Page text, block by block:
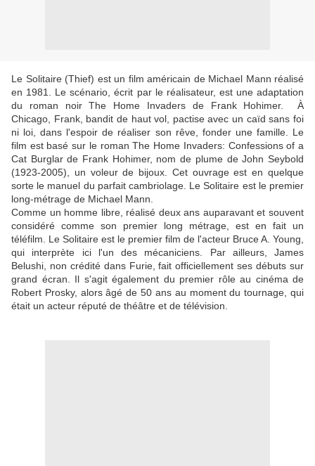
Le Solitaire (Thief) est un film américain de Michael Mann réalisé
en 1981. Le scénario, écrit par le réalisateur, est une adaptation
du roman noir The Home Invaders de Frank Hohimer. À
Chicago, Frank, bandit de haut vol, pactise avec un caïd sans foi
ni loi, dans l'espoir de réaliser son rêve, fonder une famille. Le
film est basé sur le roman The Home Invaders: Confessions of a
Cat Burglar de Frank Hohimer, nom de plume de John Seybold
(1923-2005), un voleur de bijoux. Cet ouvrage est en quelque
sorte le manuel du parfait cambriolage. Le Solitaire est le premier
long-métrage de Michael Mann.
Comme un homme libre, réalisé deux ans auparavant et souvent
considéré comme son premier long métrage, est en fait un
téléfilm. Le Solitaire est le premier film de l'acteur Bruce A. Young,
qui interprète ici l'un des mécaniciens. Par ailleurs, James
Belushi, non crédité dans Furie, fait officiellement ses débuts sur
grand écran. Il s'agit également du premier rôle au cinéma de
Robert Prosky, alors âgé de 50 ans au moment du tournage, qui
était un acteur réputé de théâtre et de télévision.